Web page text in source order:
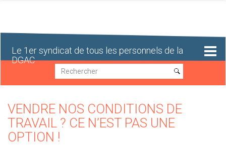
Le 1er syndicat de tous les personnels de la
DGAC
Recherche
Recherche
VENDRE NOS CONDITIONS DE
TRAVAIL ? CE N’EST PAS UNE
OPTION !